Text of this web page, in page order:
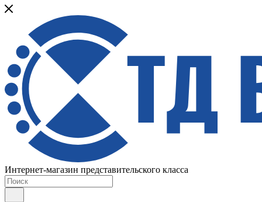
Интернет-магазин представительского класса